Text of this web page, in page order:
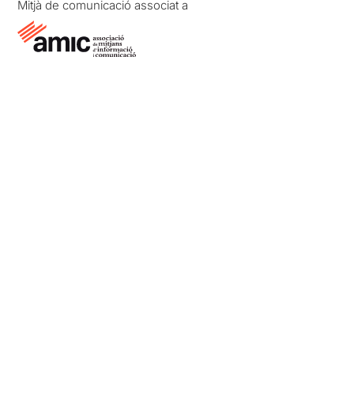
Mitjà de comunicació associat a